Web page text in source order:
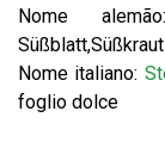
Nome
Süßblatt,Süßkraut
Nome italiano:
foglio dolce